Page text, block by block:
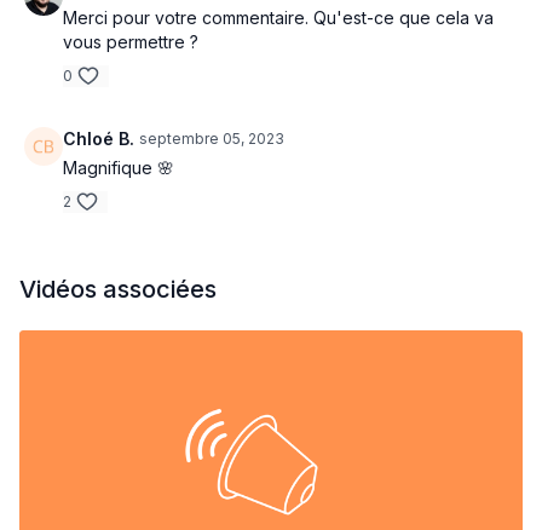
Merci pour votre commentaire. Qu'est-ce que cela va
vous permettre ?
0
Chloé B. septembre 05, 2023
Magnifique 🌸
2
Vidéos associées